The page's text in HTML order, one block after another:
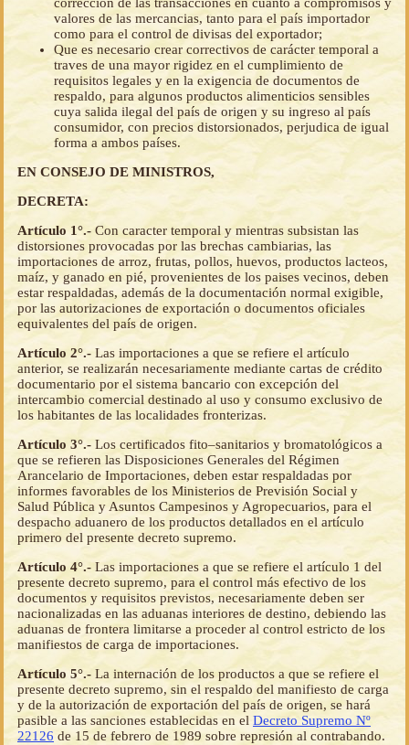
valores de las mercancias, tanto para el país importador
como para el control de divisas del exportador;
Que es necesario crear correctivos de carácter temporal a
traves de una mayor rigidez en el cumplimiento de
requisitos legales y en la exigencia de documentos de
respaldo, para algunos productos alimenticios sensibles
cuya salida ilegal del país de origen y su ingreso al país
consumidor, con precios distorsionados, perjudica de igual
forma a ambos países.
EN CONSEJO DE MINISTROS,
DECRETA:
Artículo 1°.- Con caracter temporal y mientras subsistan las
distorsiones provocadas por las brechas cambiarias, las
importaciones de arroz, frutas, pollos, huevos, productos lacteos,
maíz, y ganado en pié, provenientes de los paises vecinos, deben
estar respaldadas, además de la documentación normal exigible,
por las autorizaciones de exportación o documentos oficiales
equivalentes del país de origen.
Artículo 2°.- Las importaciones a que se refiere el artículo
anterior, se realizarán necesariamente mediante cartas de crédito
documentario por el sistema bancario con excepción del
intercambio comercial destinado al uso y consumo exclusivo de
los habitantes de las localidades fronterizas.
Artículo 3°.- Los certificados fito–sanitarios y bromatológicos a
que se refieren las Disposiciones Generales del Régimen
Arancelario de Importaciones, deben estar respaldadas por
informes favorables de los Ministerios de Previsión Social y
Salud Pública y Asuntos Campesinos y Agropecuarios, para el
despacho aduanero de los productos detallados en el artículo
primero del presente decreto supremo.
Artículo 4°.- Las importaciones a que se refiere el artículo 1 del
presente decreto supremo, para el control más efectivo de los
documentos y requisitos previstos, necesariamente deben ser
nacionalizadas en las aduanas interiores de destino, debiendo las
aduanas de frontera limitarse a proceder al control estricto de los
manifiestos de carga de importaciones.
Artículo 5°.- La internación de los productos a que se refiere el
presente decreto supremo, sin el respaldo del manifiesto de carga
y de la autorización de exportación del país de origen, se hará
pasible a las sanciones establecidas en el Decreto Supremo Nº
22126 de 15 de febrero de 1989 sobre represión al contrabando.